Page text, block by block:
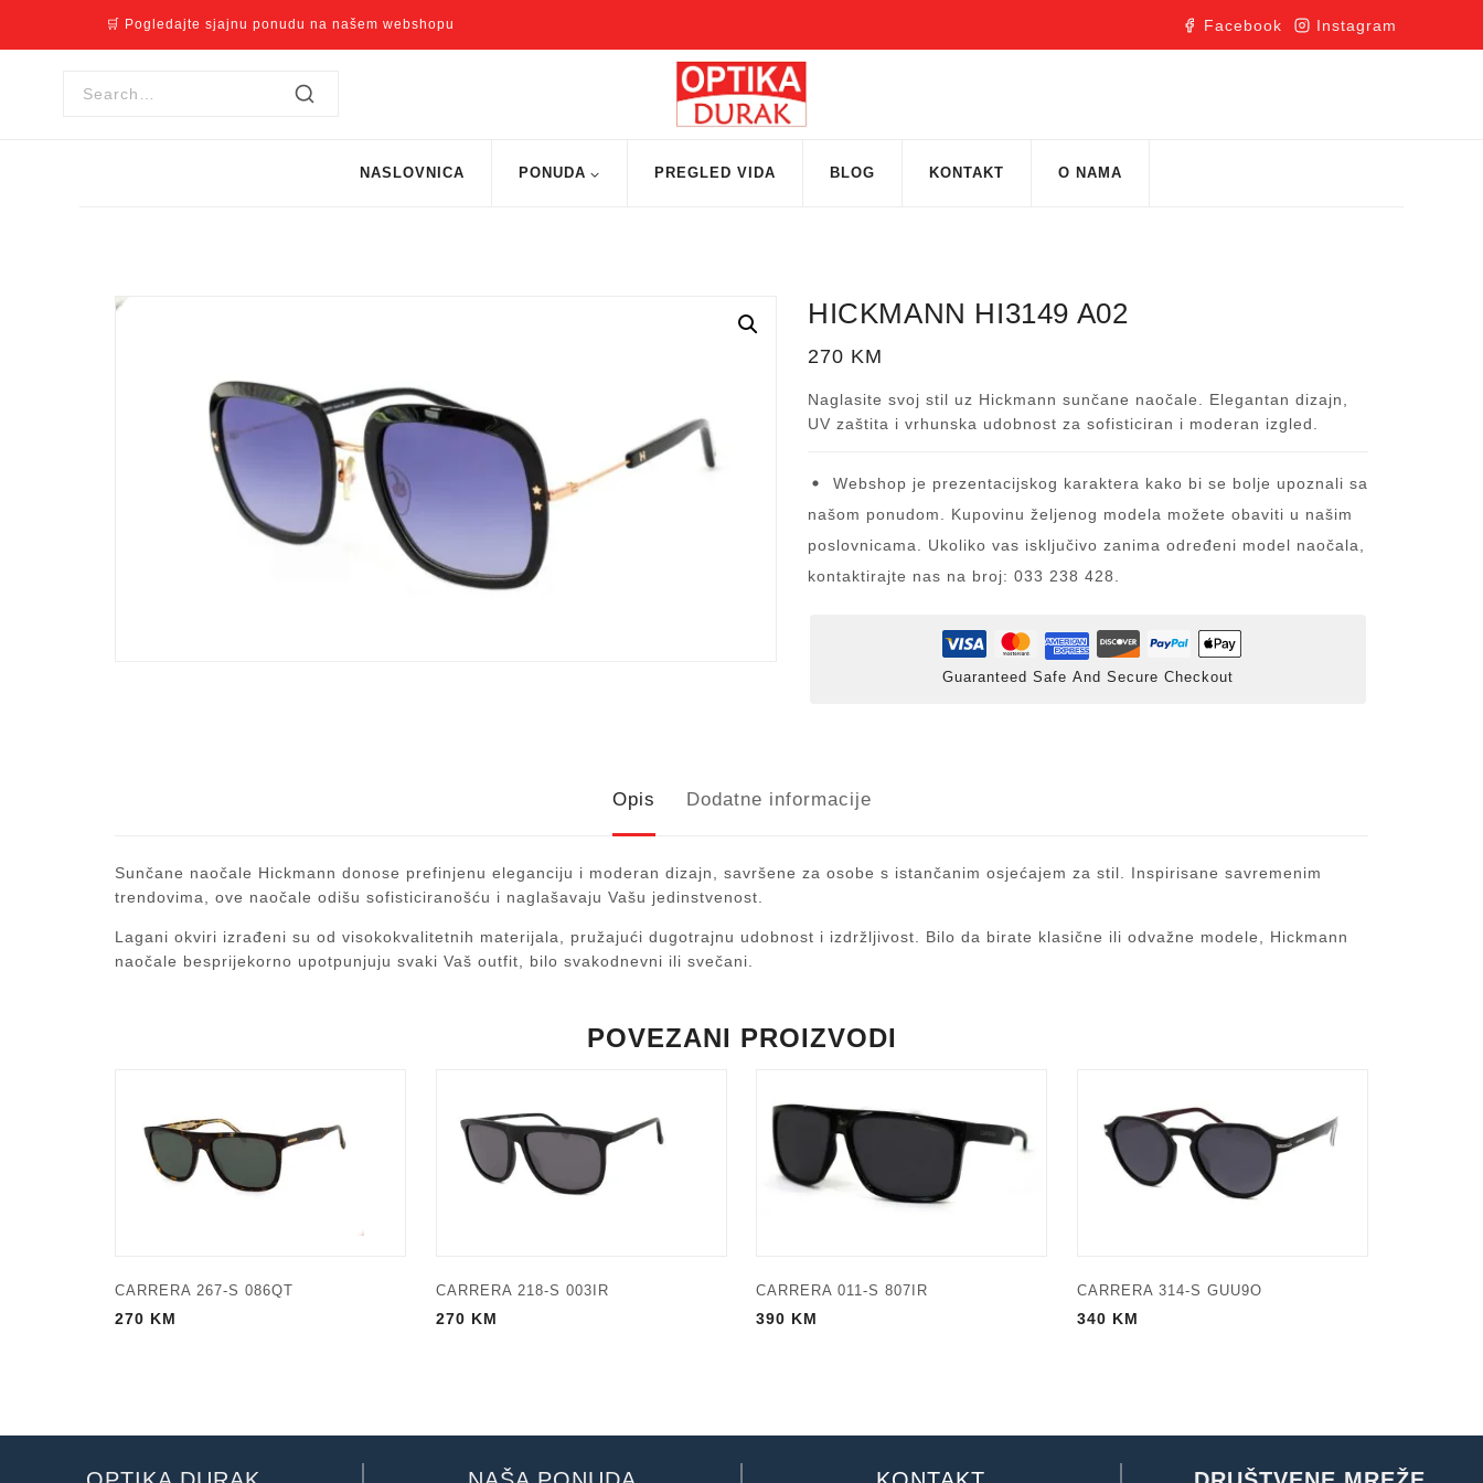
🛒 Pogledajte sjajnu ponudu na našem webshopu Facebook Instagram
NASLOVNICA PONUDA PREGLED VIDA BLOG KONTAKT O NAMA
HICKMANN HI3149 A02
270 KM
Naglasite svoj stil uz Hickmann sunčane naočale. Elegantan dizajn,
UV zaštita i vrhunska udobnost za sofisticiran i moderan izgled.
Webshop je prezentacijskog karaktera kako bi se bolje upoznali sa
našom ponudom. Kupovinu željenog modela možete obaviti u našim
poslovnicama. Ukoliko vas isključivo zanima određeni model naočala,
kontaktirajte nas na broj: 033 238 428.
Guaranteed Safe And Secure Checkout
Opis Dodatne informacije
Sunčane naočale Hickmann donose prefinjenu eleganciju i moderan dizajn, savršene za osobe s istančanim osjećajem za stil. Inspirisane savremenim
trendovima, ove naočale odišu sofisticiranošću i naglašavaju Vašu jedinstvenost.
Lagani okviri izrađeni su od visokokvalitetnih materijala, pružajući dugotrajnu udobnost i izdržljivost. Bilo da birate klasične ili odvažne modele, Hickmann
naočale besprijekorno upotpunjuju svaki Vaš outfit, bilo svakodnevni ili svečani.
POVEZANI PROIZVODI
CARRERA 267-S 086QT
270 KM
CARRERA 218-S 003IR
270 KM
CARRERA 011-S 807IR
390 KM
CARRERA 314-S GUU9O
340 KM